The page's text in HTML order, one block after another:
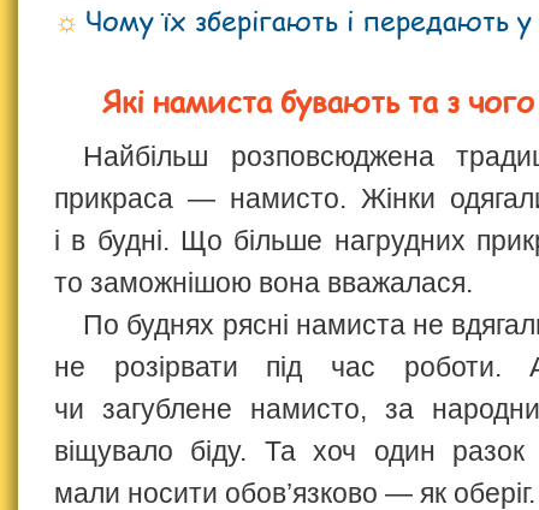
Чому їх зберігають і передають
Які намиста бувають та з
Найбільш розповсюджена
прикраса — намисто. Жінки
і в будні. Що більше нагрудних
то заможнішою вона вважалася.
По буднях рясні намиста не
не розірвати під час роботи.
чи загублене намисто, за
віщувало біду. Та хоч один разок
мали носити обов’язково — як оберіг.